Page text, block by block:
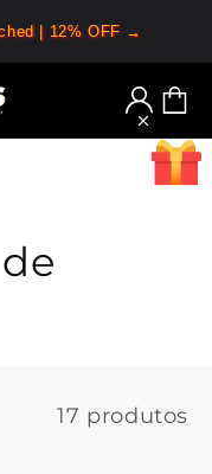
| 12% OFF →
Iniciar
sessão
17 produtos